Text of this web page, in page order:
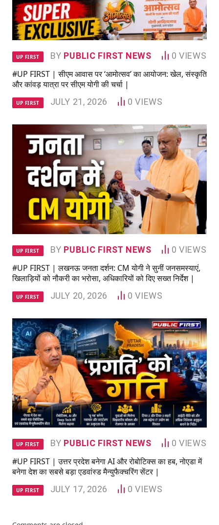
UP FIRST BY PUBLIC FIRST NEWS 0VIEWS
#UP FIRST | सीएम आवास पर ‘आमोत्सव’ का आयोजन: खेल, संस्कृति
और कांवड़ यात्रा पर सीएम योगी की चर्चा |
UP FIRST JULY 21, 2026 0VIEWS
UP FIRST BY PUBLIC FIRST NEWS 0VIEWS
#UP FIRST | लखनऊ जनता दर्शन: CM योगी ने सुनीं जनसमस्याएं,
खिलाड़ियों को नौकरी का भरोसा, अधिकारियों को दिए सख्त निर्देश |
UP FIRST JULY 20, 2026 0VIEWS
UP FIRST BY PUBLIC FIRST NEWS 0VIEWS
#UP FIRST | उत्तर प्रदेश बनेगा AI और रोबोटिक्स का हब, नोएडा में
बनेगा देश का सबसे बड़ा एडवांस्ड मैन्युफैक्चरिंग सेंटर |
UP FIRST JULY 17, 2026 0VIEWS